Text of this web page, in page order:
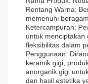
Rentang Warna:
memenuhi
Ketercampuran:
untuk menciptakan
fleksibilitas dalam
Penggunaan:
keramik gigi,
anorganik gigi
dan hasil estetika